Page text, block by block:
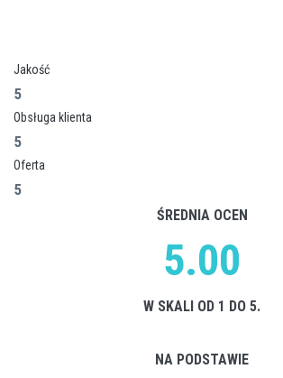
Jakość
5
Obsługa klienta
5
Oferta
5
ŚREDNIA OCEN
5.00
W SKALI OD 1 DO 5.
NA PODSTAWIE